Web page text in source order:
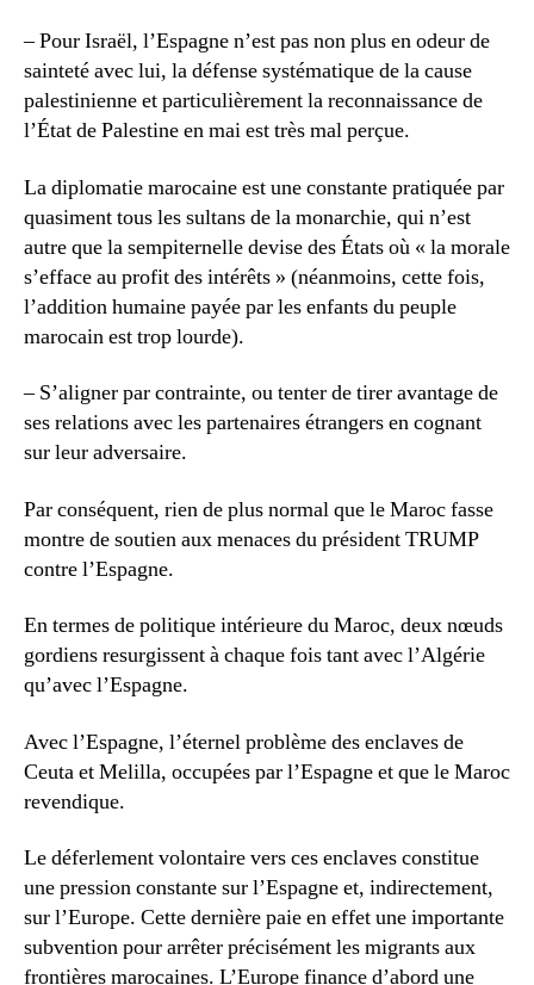
– Pour Israël, l’Espagne n’est pas non plus en odeur de
sainteté avec lui, la défense systématique de la cause
palestinienne et particulièrement la reconnaissance de
l’État de Palestine en mai est très mal perçue.
La diplomatie marocaine est une constante pratiquée par
quasiment tous les sultans de la monarchie, qui n’est
autre que la sempiternelle devise des États où « la morale
s’efface au profit des intérêts » (néanmoins, cette fois,
l’addition humaine payée par les enfants du peuple
marocain est trop lourde).
– S’aligner par contrainte, ou tenter de tirer avantage de
ses relations avec les partenaires étrangers en cognant
sur leur adversaire.
Par conséquent, rien de plus normal que le Maroc fasse
montre de soutien aux menaces du président TRUMP
contre l’Espagne.
En termes de politique intérieure du Maroc, deux nœuds
gordiens resurgissent à chaque fois tant avec l’Algérie
qu’avec l’Espagne.
Avec l’Espagne, l’éternel problème des enclaves de
Ceuta et Melilla, occupées par l’Espagne et que le Maroc
revendique.
Le déferlement volontaire vers ces enclaves constitue
une pression constante sur l’Espagne et, indirectement,
sur l’Europe. Cette dernière paie en effet une importante
subvention pour arrêter précisément les migrants aux
frontières marocaines. L’Europe finance d’abord une